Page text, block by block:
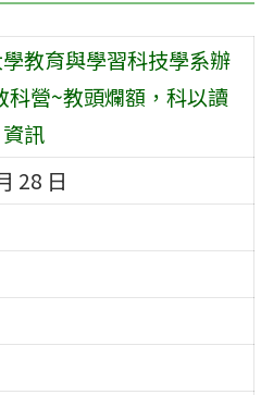
教育與學習科技學系辦
科營~教頭爛額，科以讀
訊
28 日